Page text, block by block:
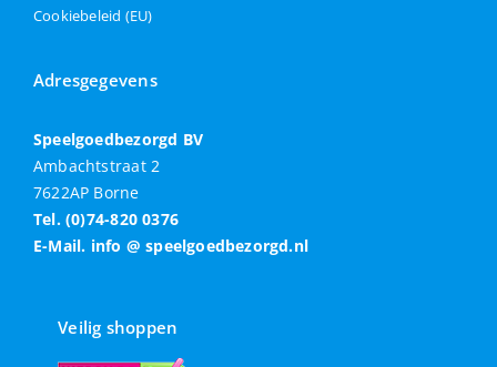
Cookiebeleid (EU)
Adresgegevens
Speelgoedbezorgd BV
Ambachtstraat 2
7622AP Borne
Tel. (0)74-820 0376
E-Mail. info @ speelgoedbezorgd.nl
Veilig shoppen